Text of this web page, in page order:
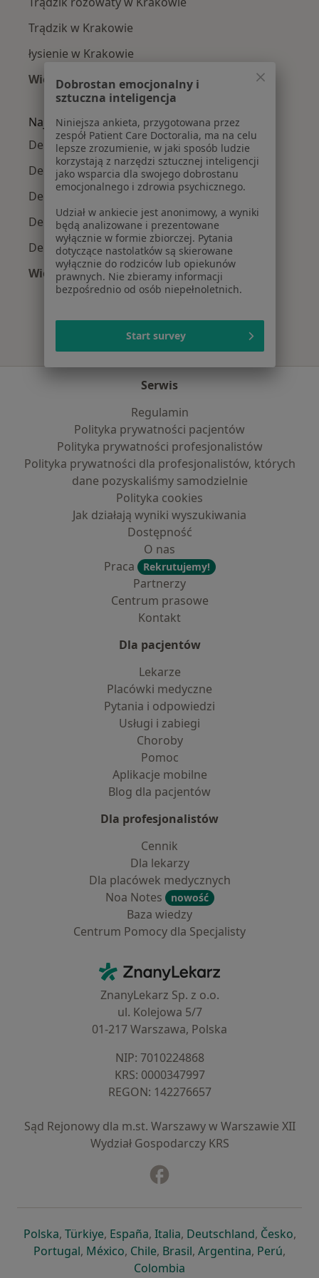
Trądzik w Krakowie
łysienie w Krakowie
Więcej (15)
Więcej w kategorii: Najczęście leczone
Najpopularniejsze ubezpieczenia
Dermatolodzy z Allianz w Krakowie
Dermatolodzy z Signal Iduna w Krakowie
Dermatolodzy z JP MEDICA w Krakowie
Dermatolodzy z TU Zdrowie w Krakowie
Dermatolodzy z Świat Zdrowia w Krakowie
Więcej (5)
Więcej w kategorii: Najpopularniejsze
Serwis
Regulamin
Polityka prywatności pacjentów
Polityka prywatności profesjonalistów
Polityka prywatności dla profesjonalistów, których
dane pozyskaliśmy samodzielnie
Polityka cookies
Jak działają wyniki wyszukiwania
Dostępność
O nas
Praca
Rekrutujemy!
Partnerzy
Centrum prasowe
Kontakt
Dla pacjentów
Lekarze
Placówki medyczne
Pytania i odpowiedzi
Usługi i zabiegi
Choroby
Pomoc
Aplikacje mobilne
Blog dla pacjentów
Dla profesjonalistów
Cennik
Dla lekarzy
Dla placówek medycznych
Noa Notes
nowość
Baza wiedzy
Centrum Pomocy dla Specjalisty
ZnanyLekarz - Strona główna
ZnanyLekarz Sp. z o.o.
ul. Kolejowa 5/7
01-217 Warszawa, Polska
NIP: ⁠7010224868
KRS: ⁠0000347997
REGON: ⁠142276657
Sąd Rejonowy dla m.st. Warszawy w Warszawie XII
Wydział Gospodarczy KRS
Polskaotwiera się w nowej karcie
, Türkiyeotwiera się w nowej karcie
, Españaotwiera się w nowej karcie
, Italiaotwiera się w nowej
, Deutschlandotwiera się
, Česko,
Portugalotwiera się w nowej karcie
, Méxicootwiera się w nowej karcie
, Chileotwiera się w nowej karcie
, Brasilotwiera się w nowej
, Argentinaotwiera się
, Perú,
Colombia
Dobrostan emocjonalny i
sztuczna inteligencja
Niniejsza ankieta, przygotowana przez
zespół Patient Care Doctoralia, ma na celu
lepsze zrozumienie, w jaki sposób ludzie
korzystają z narzędzi sztucznej inteligencji
jako wsparcia dla swojego dobrostanu
emocjonalnego i zdrowia psychicznego.
Udział w ankiecie jest anonimowy, a wyniki
będą analizowane i prezentowane
wyłącznie w formie zbiorczej. Pytania
dotyczące nastolatków są skierowane
wyłącznie do rodziców lub opiekunów
prawnych. Nie zbieramy informacji
bezpośrednio od osób niepełnoletnich.
Start survey